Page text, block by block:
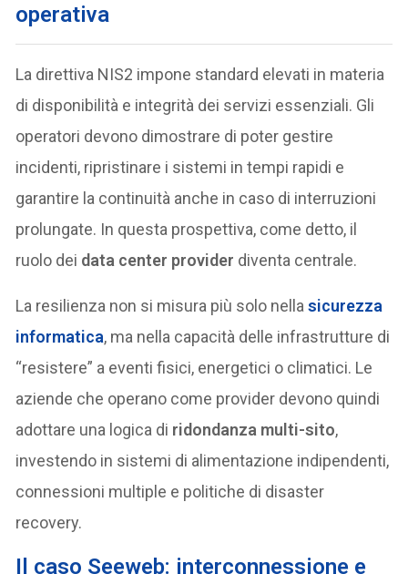
operativa
La direttiva NIS2 impone standard elevati in materia
di disponibilità e integrità dei servizi essenziali. Gli
operatori devono dimostrare di poter gestire
incidenti, ripristinare i sistemi in tempi rapidi e
garantire la continuità anche in caso di interruzioni
prolungate. In questa prospettiva, come detto, il
ruolo dei data center provider diventa centrale.
La resilienza non si misura più solo nellasicurezza
informatica, ma nella capacità delle infrastrutture di
“resistere” a eventi fisici, energetici o climatici. Le
aziende che operano come provider devono quindi
adottare una logica di ridondanza multi-sito,
investendo in sistemi di alimentazione indipendenti,
connessioni multiple e politiche di disaster
recovery.
Il caso Seeweb: interconnessione e